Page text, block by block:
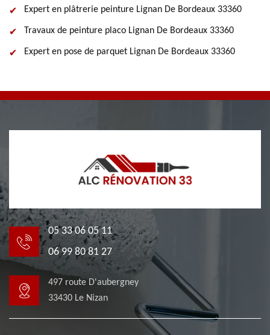
Expert en plâtrerie peinture Lignan De Bordeaux 33360
Travaux de peinture placo Lignan De Bordeaux 33360
Expert en pose de parquet Lignan De Bordeaux 33360
05 33 06 05 11
06 99 80 81 27
497 route D'aubergney
33430 Le Nizan